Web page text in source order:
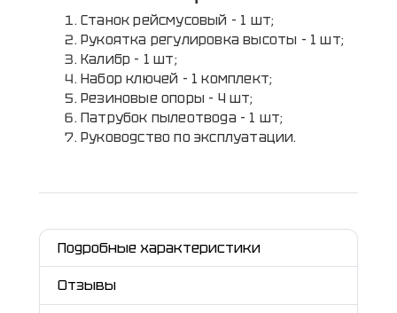
Станок рейсмусовый - 1 шт;
Рукоятка регулировка высоты - 1 шт;
Калибр - 1 шт;
Набор ключей - 1 комплект;
Резиновые опоры - 4 шт;
Патрубок пылеотвода - 1 шт;
Руководство по эксплуатации.
Подробные характеристики
Отзывы